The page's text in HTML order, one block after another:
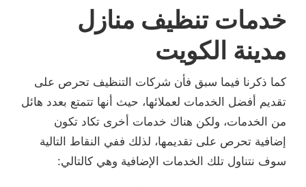
خدمات تنظيف منازل
مدينة الكويت
كما ذكرنا فيما سبق فأن شركات التنظيف تحرص على
تقديم أفضل الخدمات لعملائها، حيث أنها تتمتع بعدد هائل
من الخدمات، ولكن هناك خدمات أخرى تكاد تكون
إضافية تحرص على تقديمها، لذلك ففي النقاط التالية
سوف نتناول تلك الخدمات الإضافية وهي كالتالي: